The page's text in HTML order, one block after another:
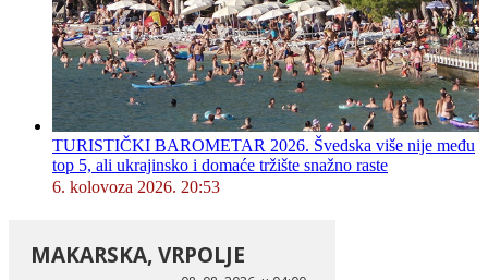
TURISTIČKI BAROMETAR 2026. Švedska više nije među
top 5, ali ukrajinsko i domaće tržište snažno raste
6. kolovoza 2026. 20:53